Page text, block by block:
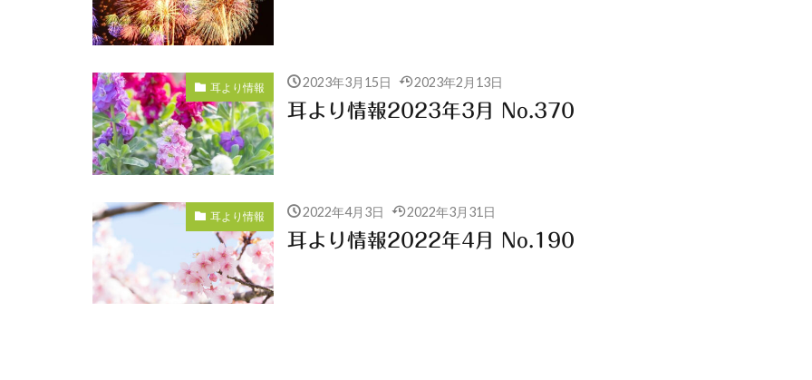
耳より情報 2023年3月15日 2023年2月13日
耳より情報2023年3月 No.370
耳より情報 2022年4月3日 2022年3月31日
耳より情報2022年4月 No.190